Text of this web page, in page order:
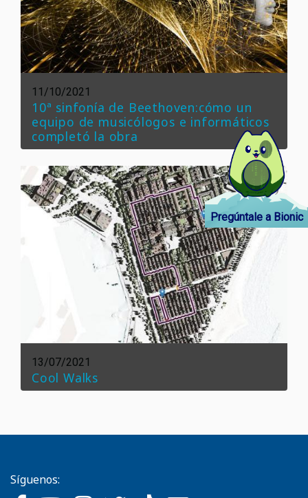
11/10/2021
10ª sinfonía de Beethoven:cómo un
equipo de musicólogos e informáticos
completó la obra
13/07/2021
Cool Walks
Pregúntale a Bionic
Síguenos: